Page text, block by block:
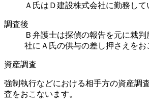
Ａ氏はＤ建設株式会社に勤務して
調査後
Ｂ弁護士は探偵の報告を元に裁
社にＡ氏の供与の差し押さえをお
資産調査
強制執行などにおける相手方の資産調
査をおこないます。